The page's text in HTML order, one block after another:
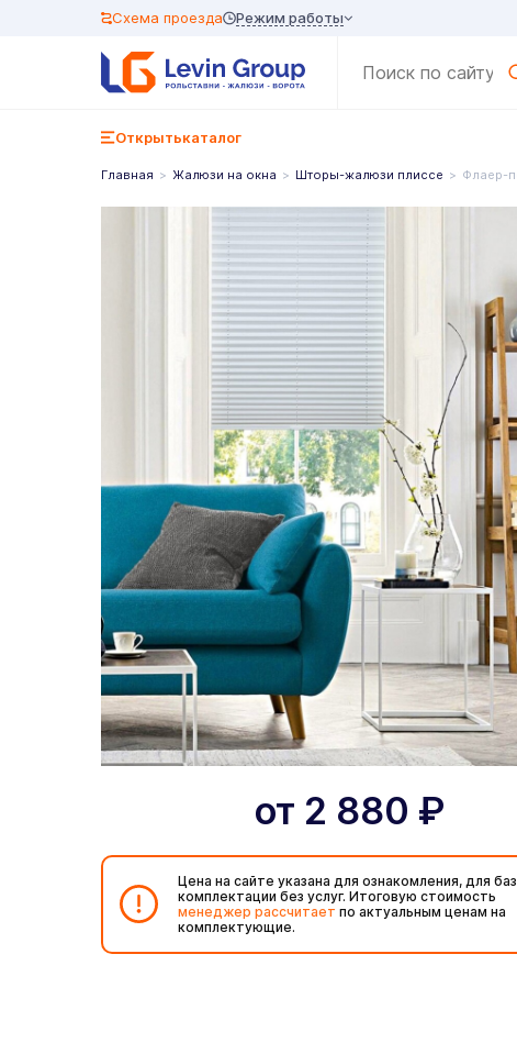
Схема проезда Режим работы
Открытькаталог
Главная Жалюзи на окна Шторы-жалюзи плиссе Флаер-
от 2 880 ₽
Цена на сайте указана для ознакомления, для
комплектации без услуг. Итоговую стоимость
менеджер рассчитает по актуальным ценам на
комплектующие.